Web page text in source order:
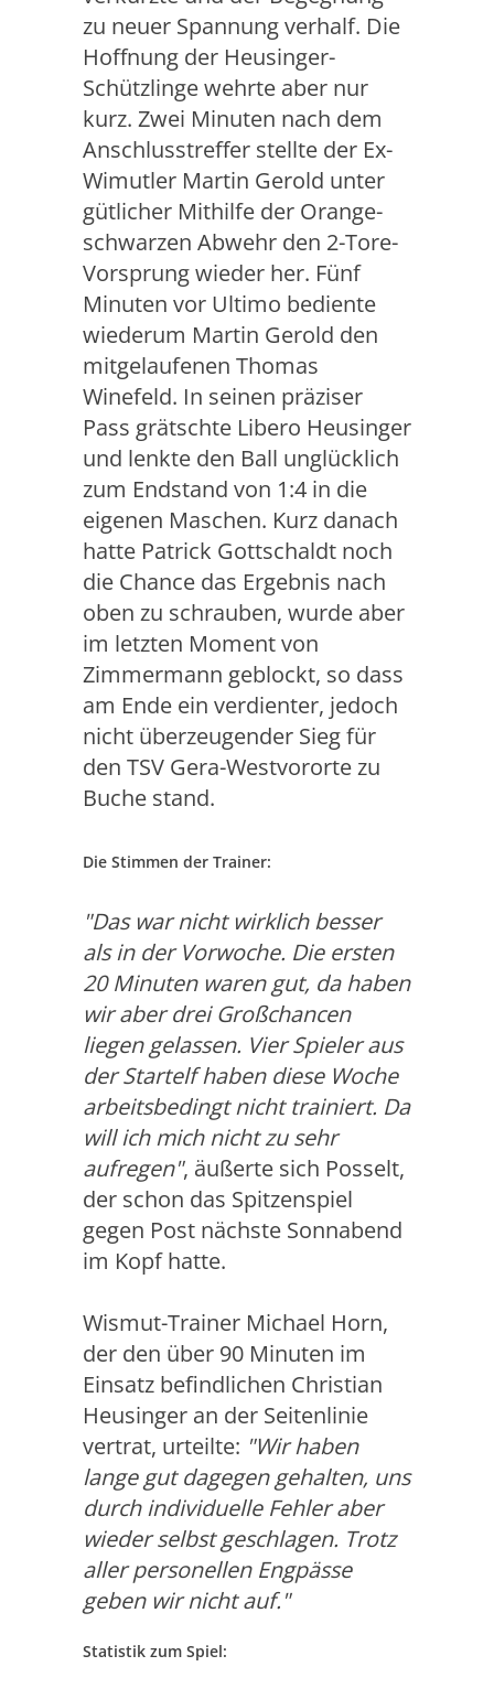
zu neuer Spannung verhalf. Die
Hoffnung der Heusinger-
Schützlinge wehrte aber nur
kurz. Zwei Minuten nach dem
Anschlusstreffer stellte der Ex-
Wimutler Martin Gerold unter
gütlicher Mithilfe der Orange-
schwarzen Abwehr den 2-Tore-
Vorsprung wieder her. Fünf
Minuten vor Ultimo bediente
wiederum Martin Gerold den
mitgelaufenen Thomas
Winefeld. In seinen präziser
Pass grätschte Libero Heusinger
und lenkte den Ball unglücklich
zum Endstand von 1:4 in die
eigenen Maschen. Kurz danach
hatte Patrick Gottschaldt noch
die Chance das Ergebnis nach
oben zu schrauben, wurde aber
im letzten Moment von
Zimmermann geblockt, so dass
am Ende ein verdienter, jedoch
nicht überzeugender Sieg für
den TSV Gera-Westvororte zu
Buche stand.
Die Stimmen der Trainer:
"Das war nicht wirklich besser
als in der Vorwoche. Die ersten
20 Minuten waren gut, da haben
wir aber drei Großchancen
liegen gelassen. Vier Spieler aus
der Startelf haben diese Woche
arbeitsbedingt nicht trainiert. Da
will ich mich nicht zu sehr
aufregen", äußerte sich Posselt,
der schon das Spitzenspiel
gegen Post nächste Sonnabend
im Kopf hatte.
Wismut-Trainer Michael Horn,
der den über 90 Minuten im
Einsatz befindlichen Christian
Heusinger an der Seitenlinie
vertrat, urteilte: "Wir haben
lange gut dagegen gehalten, uns
durch individuelle Fehler aber
wieder selbst geschlagen. Trotz
aller personellen Engpässe
geben wir nicht auf."
Statistik zum Spiel: